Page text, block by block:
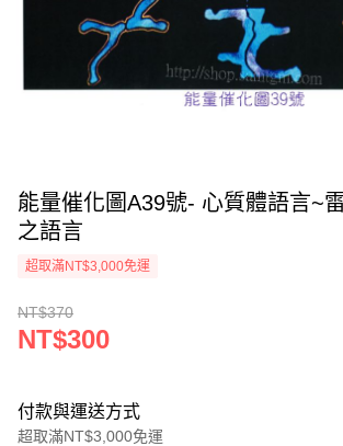
能量催化圖A39號- 心質體語言~
之語言
超取滿NT$3,000免運
NT$370
NT$300
付款與運送方式
超取滿NT$3,000免運